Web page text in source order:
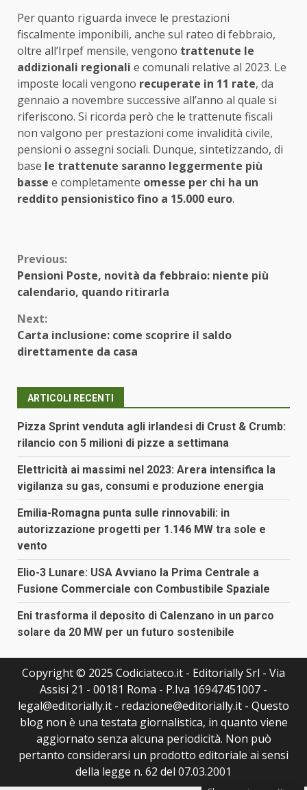
Per quanto riguarda invece le prestazioni
fiscalmente imponibili, anche sul rateo di febbraio,
oltre all’Irpef mensile, vengono trattenute le
addizionali regionali e comunali relative al 2023. Le
imposte locali vengono recuperate in 11 rate, da
gennaio a novembre successive all’anno al quale si
riferiscono. Si ricorda però che le trattenute fiscali
non valgono per prestazioni come invalidità civile,
pensioni o assegni sociali. Dunque, sintetizzando, di
base le trattenute saranno leggermente più
basse e completamente omesse per chi ha un
reddito pensionistico fino a 15.000 euro.
Continue
Reading
Previous:
Pensioni Poste, novità da febbraio: niente più
calendario, quando ritirarla
Next:
Carta inclusione: come scoprire il saldo
direttamente da casa
ARTICOLI RECENTI
Pizza Sprint venduta agli irlandesi di Crust & Crumb:
rilancio con 5 milioni di pizze a settimana
Elettricità ai massimi nel 2023: Arera intensifica la
vigilanza su gas, consumi e produzione energia
Emilia-Romagna punta sulle rinnovabili: in
autorizzazione progetti per 1.146 MW tra sole e
vento
Elio-3 Lunare: USA Avviano la Prima Centrale a
Fusione Commerciale con Combustibile Spaziale
Eni trasforma il deposito di Calenzano in un parco
solare da 20 MW per un futuro sostenibile
Copyright © 2025 Codiciateco.it - Editorially Srl - Via
Assisi 21 - 00181 Roma - P.Iva 16947451007 -
legal@editorially.it - redazione@editorially.it - Questo
blog non è una testata giornalistica, in quanto viene
aggiornato senza alcuna periodicità. Non può
pertanto considerarsi un prodotto editoriale ai sensi
della legge n. 62 del 07.03.2001